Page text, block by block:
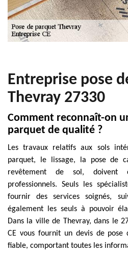
Entreprise pose
Thevray 27330
Comment reconnaît-on
parquet de qualité ?
Les travaux relatifs aux sols
parquet, le lissage, la pose de
revêtement de sol, doivent
professionnels. Seuls les
fournir des services soignés,
également les seuls à pouvoir
Dans la ville de Thevray, dans le
CE vous fournit un devis de
fiable, comportant toutes les